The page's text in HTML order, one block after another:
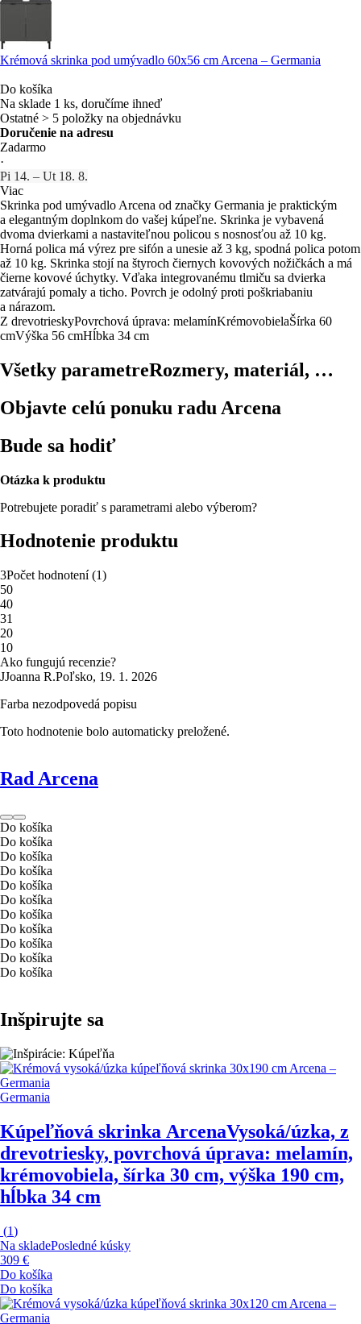
Krémová skrinka pod umývadlo 60x56 cm Arcena – Germania
Do košíka
Na sklade 1 ks, doručíme ihneď
Ostatné > 5 položky na objednávku
Doručenie na adresu
Zadarmo
·
Pi 14. – Ut 18. 8.
Viac
Skrinka pod umývadlo Arcena od značky Germania je praktickým
a elegantným doplnkom do vašej kúpeľne. Skrinka je vybavená
dvoma dvierkami a nastaviteľnou policou s nosnosťou až 10 kg.
Horná polica má výrez pre sifón a unesie až 3 kg, spodná polica potom
až 10 kg. Skrinka stojí na štyroch čiernych kovových nožičkách a má
čierne kovové úchytky. Vďaka integrovanému tlmiču sa dvierka
zatvárajú pomaly a ticho. Povrch je odolný proti poškriabaniu
a nárazom.
Z drevotrieskyPovrchová úprava: melamínKrémovobielaŠírka 60
cmVýška 56 cmHĺbka 34 cm
Všetky parametreRozmery, materiál, …
Objavte celú ponuku radu Arcena
Bude sa hodiť
Otázka k produktu
Potrebujete poradiť s parametrami alebo výberom?
Hodnotenie produktu
3Počet hodnotení(1)
50
40
31
20
10
Ako fungujú recenzie?
JJoanna R.Poľsko, 19. 1. 2026
Farba nezodpovedá popisu
Toto hodnotenie bolo automaticky preložené.
Rad Arcena
Do košíka
Do košíka
Do košíka
Do košíka
Do košíka
Do košíka
Do košíka
Do košíka
Do košíka
Do košíka
Do košíka
Inšpirujte sa
Germania
Kúpeľňová skrinka ArcenaVysoká/úzka, z
drevotriesky, povrchová úprava: melamín,
krémovobiela, šírka 30 cm, výška 190 cm,
hĺbka 34 cm
(1)
Na skladePosledné kúsky
309 €
Do košíka
Do košíka